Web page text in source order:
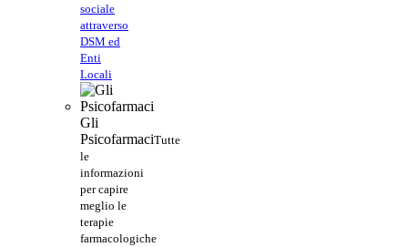
sociale
attraverso
DSM ed
Enti
Locali
Gli
PsicofarmaciTutte
le
informazioni
per capire
meglio le
terapie
farmacologiche